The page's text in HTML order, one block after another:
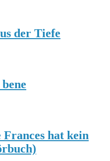
der Tiefe
hat kein